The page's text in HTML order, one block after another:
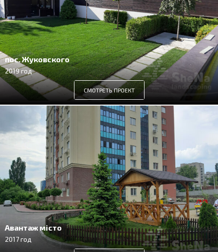
пос. Жуковского
2019 год
СМОТРЕТЬ ПРОЕКТ
Авантаж місто
2017 год